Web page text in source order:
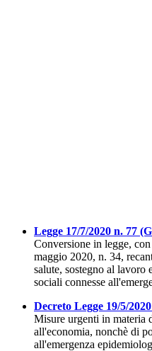
Legge 17/7/2020 n. 77
Conversione in legge,
maggio 2020, n. 34,
salute, sostegno al
sociali connesse
Decreto Legge 19/5/
Misure urgenti in materia
all'economia, nonchè di
all'emergenza